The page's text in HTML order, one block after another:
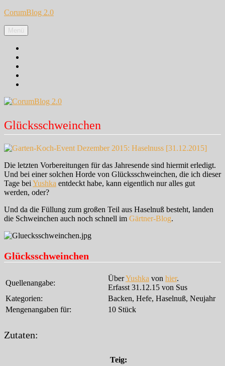
Zum
springen
CorumBlog 2.0
Menü
Glücksschweinchen
Die letzten Vorbereitungen für das Jahresende sind hiermit erledigt.
Und bei einer solchen Horde von Glücksschweinchen, die ich dieser
Tage bei Yushka entdeckt habe, kann eigentlich nur alles gut
werden, oder?
Und da die Füllung zum großen Teil aus Haselnuß besteht, landen
die Schweinchen auch noch schnell im Gärtner-Blog.
Glücksschweinchen
Quellenangabe:
ÜberYushka von hier.
Erfasst 31.12.15 von Sus
Kategorien:
Backen, Hefe, Haselnuß, Neujahr
Mengenangaben für:
10 Stück
Zutaten:
Teig: